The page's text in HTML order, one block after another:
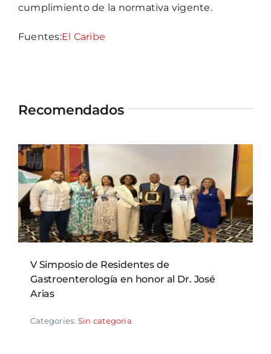
cumplimiento de la normativa vigente.
Fuentes:El Caribe
Recomendados
V Simposio de Residentes de
Gastroenterología en honor al Dr. José
Arias
Categories: Sin categoría